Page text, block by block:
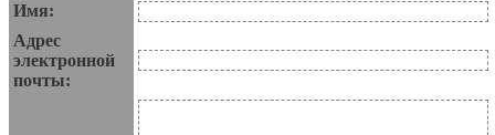
Имя:
Адрес
электронной
почты: